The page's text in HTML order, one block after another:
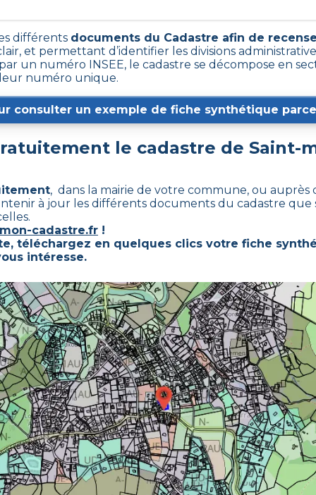
différents documents du Cadastre afin de
et permettant d’identifier les divisions
un numéro INSEE, le cadastre se décompose en
numéro unique.
consulter un exemple de fiche synthétique
le cadastre de Saint-
, dans la mairie de votre commune, ou auprès
à jour les différents documents du cadastre que
mon-cadastre.fr !
téléchargez en quelques clics votre fiche
intéresse.